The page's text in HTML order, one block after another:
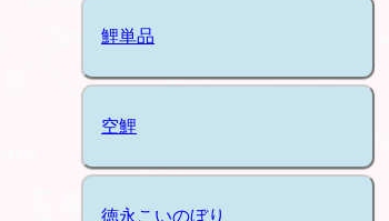
鯉単品
空鯉
徳永こいのぼり